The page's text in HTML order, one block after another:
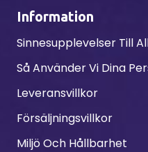
Information
Sinnesupplevelser Till
Så Använder Vi Dina
Leveransvillkor
Försäljningsvillkor
Miljö Och Hållbarhet